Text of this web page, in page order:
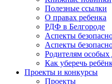
Полезные ссылки
О правах ребенка
РДФ в Белгороде
Аспекты
Аспекты
Родителям особых
Как уберечь
Проекты и конкурсы
Проекты